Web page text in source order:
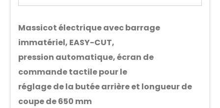
Massicot électrique avec barrage
immatériel, EASY-CUT,
pression automatique, écran de
commande tactile pour le
réglage de la butée arrière et longueur de
coupe de 650 mm